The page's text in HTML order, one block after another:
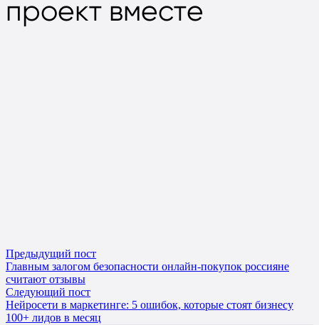
проект вместе
Предыдущий пост
Главным залогом безопасности онлайн-покупок россияне
считают отзывы
Следующий пост
Нейросети в маркетинге: 5 ошибок, которые стоят бизнесу
100+ лидов в месяц